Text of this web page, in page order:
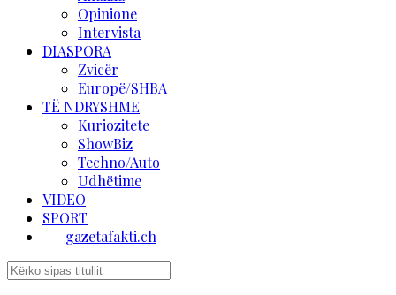
Opinione
Intervista
DIASPORA
Zvicër
Europë/SHBA
TË NDRYSHME
Kuriozitete
ShowBiz
Techno/Auto
Udhëtime
VIDEO
SPORT
gazetafakti.ch